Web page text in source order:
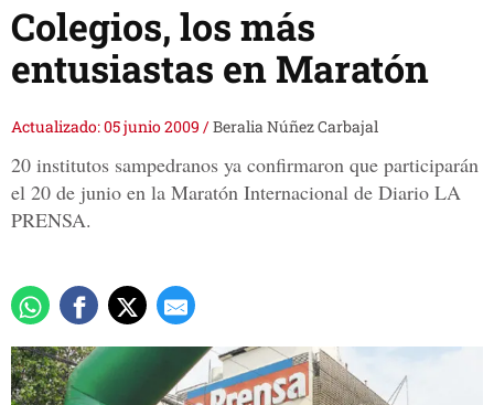
Colegios, los más
entusiastas en Maratón
Actualizado: 05 junio 2009 /Beralia Núñez Carbajal
20 institutos sampedranos ya confirmaron que participarán
el 20 de junio en la Maratón Internacional de Diario LA
PRENSA.